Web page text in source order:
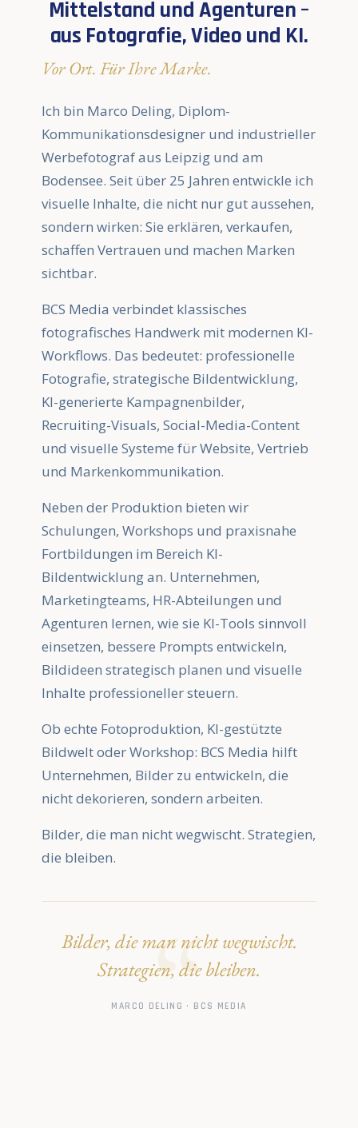
Mittelstand und Agenturen –
aus Fotografie, Video und KI.
Vor Ort. Für Ihre Marke.
Ich bin Marco Deling, Diplom-
Kommunikationsdesigner und industrieller
Werbefotograf aus Leipzig und am
Bodensee. Seit über 25 Jahren entwickle ich
visuelle Inhalte, die nicht nur gut aussehen,
sondern wirken: Sie erklären, verkaufen,
schaffen Vertrauen und machen Marken
sichtbar.
BCS Media verbindet klassisches
fotografisches Handwerk mit modernen KI-
Workflows. Das bedeutet: professionelle
Fotografie, strategische Bildentwicklung,
KI-generierte Kampagnenbilder,
Recruiting-Visuals, Social-Media-Content
und visuelle Systeme für Website, Vertrieb
und Markenkommunikation.
Neben der Produktion bieten wir
Schulungen, Workshops und praxisnahe
Fortbildungen im Bereich KI-
Bildentwicklung an. Unternehmen,
Marketingteams, HR-Abteilungen und
Agenturen lernen, wie sie KI-Tools sinnvoll
einsetzen, bessere Prompts entwickeln,
Bildideen strategisch planen und visuelle
Inhalte professioneller steuern.
Ob echte Fotoproduktion, KI-gestützte
Bildwelt oder Workshop: BCS Media hilft
Unternehmen, Bilder zu entwickeln, die
nicht dekorieren, sondern arbeiten.
Bilder, die man nicht wegwischt. Strategien,
die bleiben.
Bilder, die man nicht wegwischt.
Strategien, die bleiben.
MARCO DELING · BCS MEDIA